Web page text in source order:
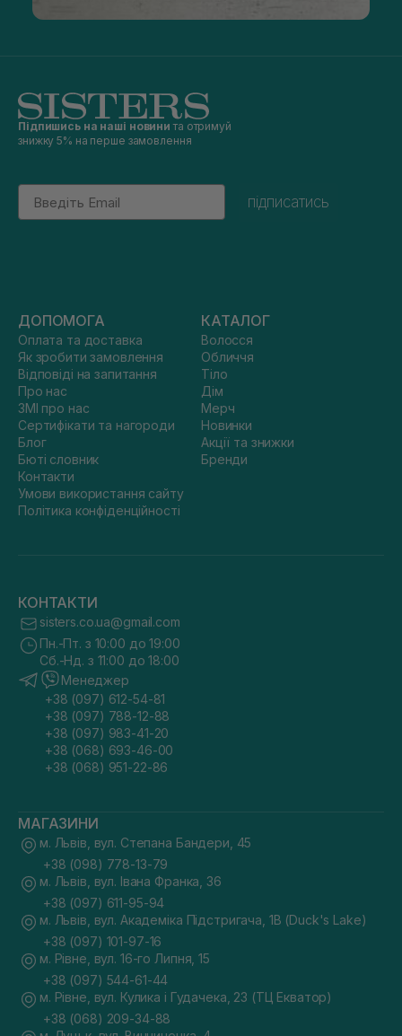
Підпишись на наші новини та отримуй
знижку 5% на перше замовлення
Email
підписатись
ДОПОМОГА
Оплата та доставка
Як зробити замовлення
Відповіді на запитання
Про нас
ЗМІ про нас
Сертифікати та нагороди
Блог
Бюті словник
Контакти
Умови використання сайту
Політика конфіденційності
КАТАЛОГ
Волосся
Обличчя
Тіло
Дім
Мерч
Новинки
Акції та знижки
Бренди
КОНТАКТИ
sisters.co.ua@gmail.com
Пн.-Пт. з 10:00 до 19:00
Сб.-Нд. з 11:00 до 18:00
Менеджер
+38 (097) 612-54-81
+38 (097) 788-12-88
+38 (097) 983-41-20
+38 (068) 693-46-00
+38 (068) 951-22-86
МАГАЗИНИ
м. Львів, вул. Степана Бандери, 45
+38 (098) 778-13-79
м. Львів, вул. Івана Франка, 36
+38 (097) 611-95-94
м. Львів, вул. Академіка Підстригача, 1В (Duck's Lake)
+38 (097) 101-97-16
м. Рівне, вул. 16-го Липня, 15
+38 (097) 544-61-44
м. Рівне, вул. Кулика і Гудачека, 23 (ТЦ Екватор)
+38 (068) 209-34-88